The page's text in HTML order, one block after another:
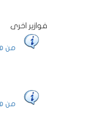
فوازير اخرى
من
من